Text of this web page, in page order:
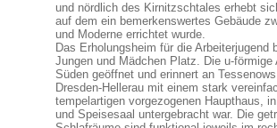
und nördlich des Kirnitzschtales erhebt
auf dem ein bemerkenswertes Gebäude
und Moderne errichtet wurde.
Das Erholungsheim für die Arbeiterjugend
Jungen und Mädchen Platz. Die u-förmige
Süden geöffnet und erinnert an
Dresden-Hellerau mit einem stark
tempelartigen vorgezogenen Haupthaus,
und Speisesaal untergebracht war. Die